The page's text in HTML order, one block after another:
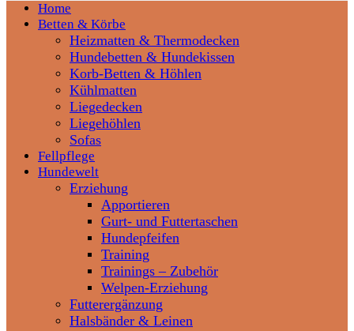
Home
Betten & Körbe
Heizmatten & Thermodecken
Hundebetten & Hundekissen
Korb-Betten & Höhlen
Kühlmatten
Liegedecken
Liegehöhlen
Sofas
Fellpflege
Hundewelt
Erziehung
Apportieren
Gurt- und Futtertaschen
Hundepfeifen
Training
Trainings – Zubehör
Welpen-Erziehung
Futterergänzung
Halsbänder & Leinen